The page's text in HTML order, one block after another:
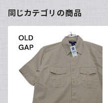
同じカテゴリの商品